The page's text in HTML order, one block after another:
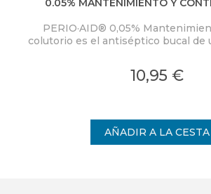
0.05% MANTENIMIENTO Y
PERIO·AID® 0,05%
colutorio es el antiséptico bucal de
enfermedades periodontales y
10,95 €